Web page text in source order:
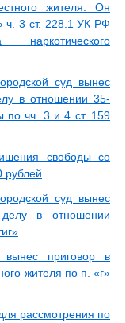
жителя. Он
ч. 3 ст. 228.1 УК РФ
наркотического
суд вынес
в отношении 35-
по чч. 3 и 4 ст. 159
свободы со
рублей
суд вынес
в отношении
вынес приговор в
жителя по п. «г»
рассмотрения по